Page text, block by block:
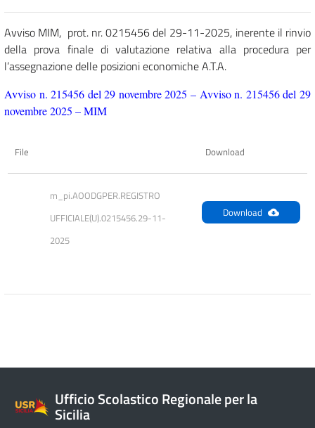
Avviso MIM, prot. nr. 0215456 del 29-11-2025, inerente il rinvio
della prova finale di valutazione relativa alla procedura per
l’assegnazione delle posizioni economiche A.T.A.
Avviso n. 215456 del 29 novembre 2025 – Avviso n. 215456 del 29
novembre 2025 – MIM
File Download
m_pi.AOODGPER.REGISTRO
UFFICIALE(U).0215456.29-11-
2025
Download
Ufficio Scolastico Regionale per la
Sicilia